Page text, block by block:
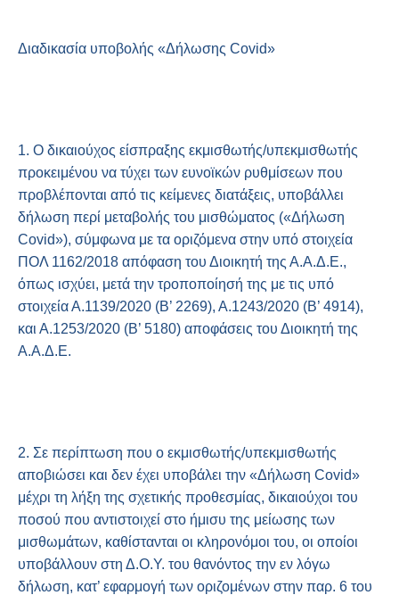
Διαδικασία υποβολής «Δήλωσης Covid»
1. Ο δικαιούχος είσπραξης εκμισθωτής/υπεκμισθωτής
προκειμένου να τύχει των ευνοϊκών ρυθμίσεων που
προβλέπονται από τις κείμενες διατάξεις, υποβάλλει
δήλωση περί μεταβολής του μισθώματος («Δήλωση
Covid»), σύμφωνα με τα οριζόμενα στην υπό στοιχεία
ΠΟΛ 1162/2018 απόφαση του Διοικητή της Α.Α.Δ.Ε.,
όπως ισχύει, μετά την τροποποίησή της με τις υπό
στοιχεία Α.1139/2020 (Β’ 2269), Α.1243/2020 (Β’ 4914),
και Α.1253/2020 (Β’ 5180) αποφάσεις του Διοικητή της
Α.Α.Δ.Ε.
2. Σε περίπτωση που ο εκμισθωτής/υπεκμισθωτής
αποβιώσει και δεν έχει υποβάλει την «Δήλωση Covid»
μέχρι τη λήξη της σχετικής προθεσμίας, δικαιούχοι του
ποσού που αντιστοιχεί στο ήμισυ της μείωσης των
μισθωμάτων, καθίστανται οι κληρονόμοι του, οι οποίοι
υποβάλλουν στη Δ.Ο.Υ. του θανόντος την εν λόγω
δήλωση, κατ’ εφαρμογή των οριζομένων στην παρ. 6 του